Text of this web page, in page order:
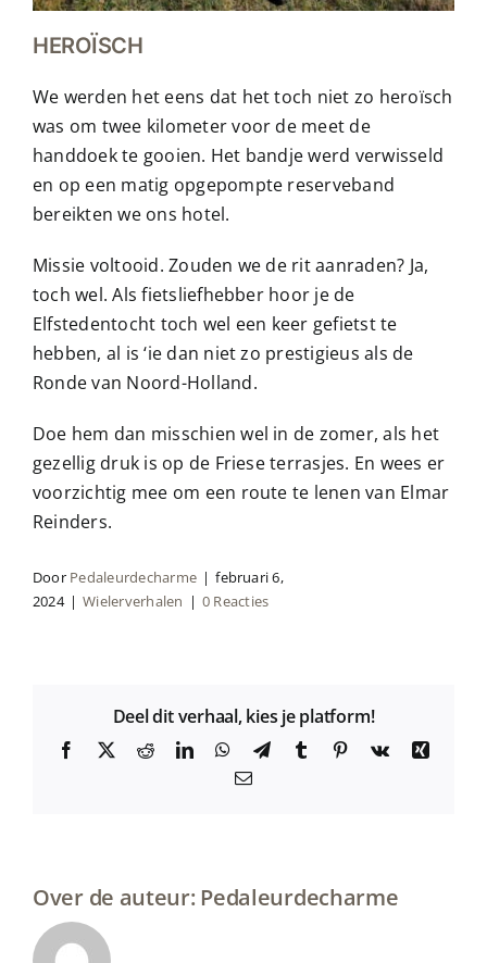
HEROÏSCH
We werden het eens dat het toch niet zo heroïsch
was om twee kilometer voor de meet de
handdoek te gooien. Het bandje werd verwisseld
en op een matig opgepompte reserveband
bereikten we ons hotel.
Missie voltooid. Zouden we de rit aanraden? Ja,
toch wel. Als fietsliefhebber hoor je de
Elfstedentocht toch wel een keer gefietst te
hebben, al is ‘ie dan niet zo prestigieus als de
Ronde van Noord-Holland.
Doe hem dan misschien wel in de zomer, als het
gezellig druk is op de Friese terrasjes. En wees er
voorzichtig mee om een route te lenen van Elmar
Reinders.
Door Pedaleurdecharme | februari 6,
2024 | Wielerverhalen | 0 Reacties
Deel dit verhaal, kies je platform!
Facebook
X RedditLinkedInWhatsApp
TelegramTumblr Pinterest
Vk
Xing
E-
Over de auteur: Pedaleurdecharme